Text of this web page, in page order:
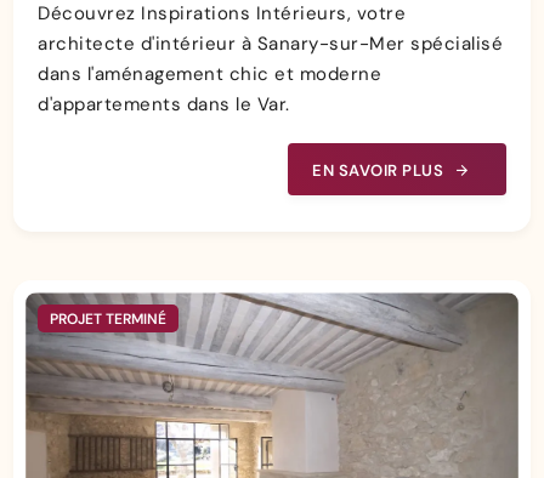
Découvrez Inspirations Intérieurs, votre
architecte d'intérieur à Sanary-sur-Mer spécialisé
dans l'aménagement chic et moderne
d'appartements dans le Var.
EN SAVOIR PLUS
PROJET TERMINÉ